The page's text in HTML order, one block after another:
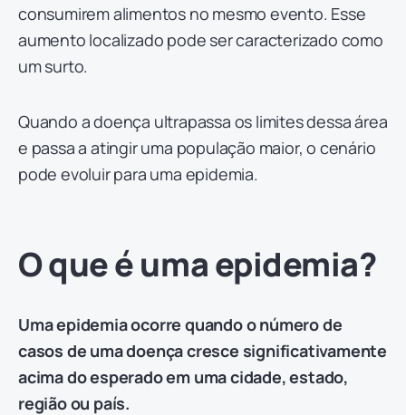
consumirem alimentos no mesmo evento. Esse
aumento localizado pode ser caracterizado como
um surto.
Quando a doença ultrapassa os limites dessa área
e passa a atingir uma população maior, o cenário
pode evoluir para uma epidemia.
O que é uma epidemia?
Uma epidemia ocorre quando o número de
casos de uma doença cresce significativamente
acima do esperado em uma cidade, estado,
região ou país.